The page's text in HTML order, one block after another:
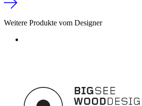
Weitere Produkte vom Designer